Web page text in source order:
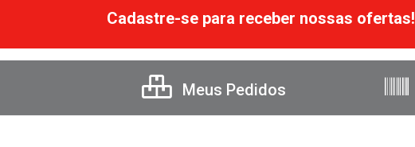
Cadastre-se para receber nossas ofertas!
Meus Pedidos